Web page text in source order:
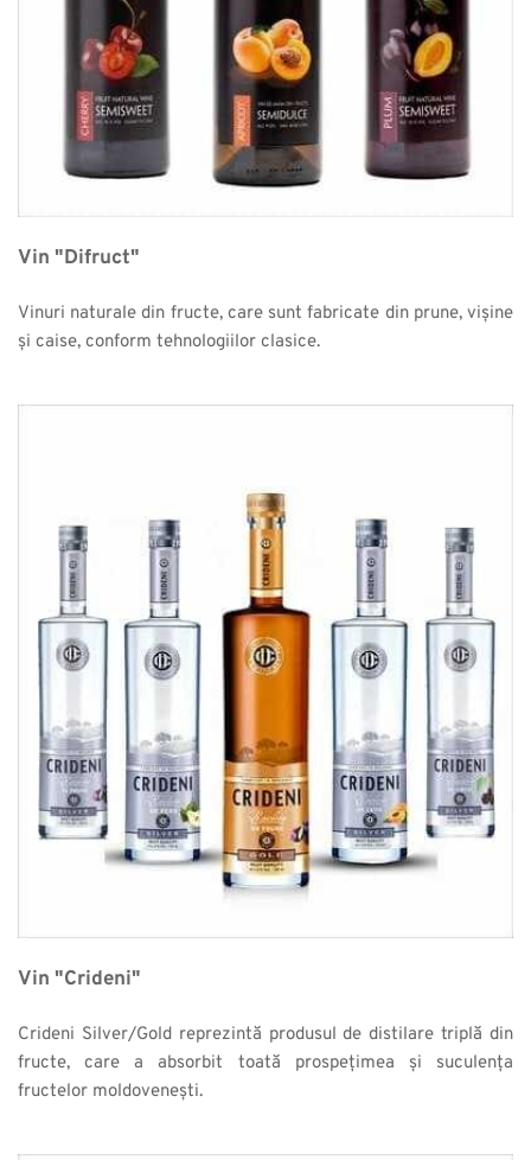
Vin "Difruct"
Vinuri naturale din fructe, care sunt fabricate din prune, vișine
și caise, conform tehnologiilor clasice.
Vin "Crideni"
Crideni Silver/Gold reprezintă produsul de distilare triplă din
fructe, care a absorbit toată prospețimea și suculența
fructelor moldovenești.